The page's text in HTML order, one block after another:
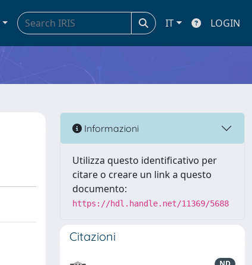
IT LOGIN
Informazioni
Utilizza questo identificativo per
citare o creare un link a questo
documento:
https://hdl.handle.net/11369/5688
Citazioni